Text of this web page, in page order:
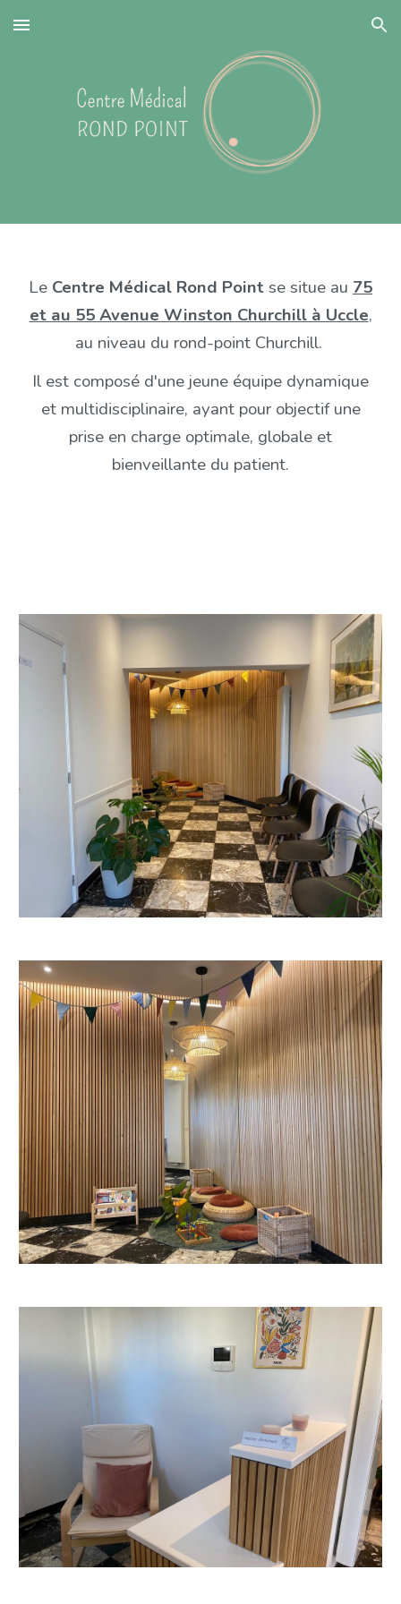
Skip to main content Skip to navigation
Le Centre Médical Rond Pointse situe au 75
et au 55 Avenue Winston Churchill à Uccle,
au niveau du rond-point Churchill.
Il est composé d'une jeune équipe dynamique
et multidisciplinaire, ayant pour objectif une
prise en charge optimale, globale et
bienveillante du patient.